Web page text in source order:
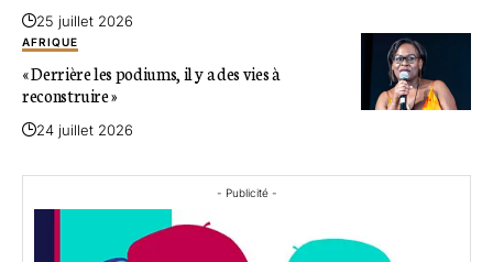
25 juillet 2026
AFRIQUE
« Derrière les podiums, il y a des vies à
reconstruire »
24 juillet 2026
- Publicité -